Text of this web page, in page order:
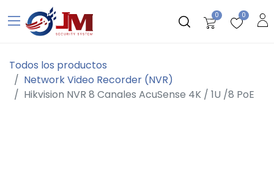
0 0
Todos los productos
Network Video Recorder (NVR)
Hikvision NVR 8 Canales AcuSense 4K / 1U /8 PoE